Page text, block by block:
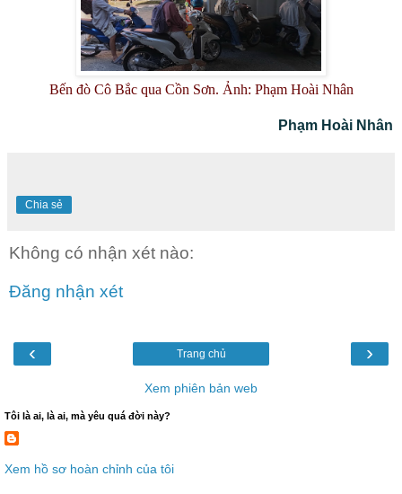
Bến đò Cô Bắc qua Cồn Sơn. Ảnh: Phạm Hoài Nhân
Phạm Hoài Nhân
Chia sẻ
Không có nhận xét nào:
Đăng nhận xét
‹ ›
Trang chủ
Xem phiên bản web
Tôi là ai, là ai, mà yêu quá đời này?
Xem hồ sơ hoàn chỉnh của tôi